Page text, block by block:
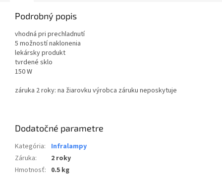
Podrobný popis
vhodná pri prechladnutí
5 možností naklonenia
lekársky produkt
tvrdené sklo
150 W
záruka 2 roky: na žiarovku výrobca záruku neposkytuje
Dodatočné parametre
Kategória:
Infralampy
Záruka:
2 roky
Hmotnosť: 0.5 kg